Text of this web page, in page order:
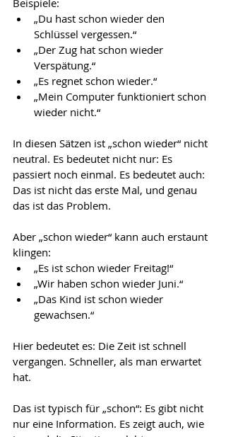
Beispiele:
„Du hast schon wieder den
Schlüssel vergessen.“
„Der Zug hat schon wieder
Verspätung.“
„Es regnet schon wieder.“
„Mein Computer funktioniert schon
wieder nicht.“
In diesen Sätzen ist „schon wieder“ nicht
neutral. Es bedeutet nicht nur: Es
passiert noch einmal. Es bedeutet auch:
Das ist nicht das erste Mal, und genau
das ist das Problem.
Aber „schon wieder“ kann auch erstaunt
klingen:
„Es ist schon wieder Freitag!“
„Wir haben schon wieder Juni.“
„Das Kind ist schon wieder
gewachsen.“
Hier bedeutet es: Die Zeit ist schnell
vergangen. Schneller, als man erwartet
hat.
Das ist typisch für „schon“: Es gibt nicht
nur eine Information. Es zeigt auch, wie